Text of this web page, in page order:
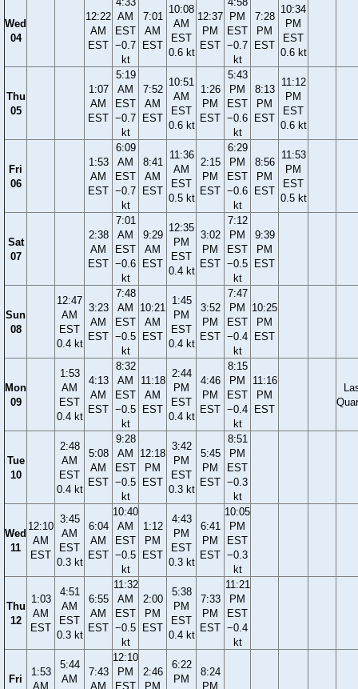
Wed
04
12:22
AM
EST
AM
EST
−0.7
kt
7:01
AM
EST
10:08
AM
EST
0.6 kt
12:37
PM
EST
PM
EST
−0.7
kt
7:28
PM
EST
10:34
PM
EST
0.6 kt
Thu
05
1:07
AM
EST
5:19
AM
EST
−0.7
kt
7:52
AM
EST
10:51
AM
EST
0.6 kt
1:26
PM
EST
5:43
PM
EST
−0.6
kt
8:13
PM
EST
11:12
PM
EST
0.6 kt
Fri
06
1:53
AM
EST
6:09
AM
EST
−0.7
kt
8:41
AM
EST
11:36
AM
EST
0.5 kt
2:15
PM
EST
6:29
PM
EST
−0.6
kt
8:56
PM
EST
11:53
PM
EST
0.5 kt
Sat
07
2:38
AM
EST
7:01
AM
EST
−0.6
kt
9:29
AM
EST
12:35
PM
EST
0.4 kt
3:02
PM
EST
7:12
PM
EST
−0.5
kt
9:39
PM
EST
Sun
08
12:47
AM
EST
0.4 kt
3:23
AM
EST
7:48
AM
EST
−0.5
kt
10:21
AM
EST
1:45
PM
EST
0.4 kt
3:52
PM
EST
7:47
PM
EST
−0.4
kt
10:25
PM
EST
Mon
09
1:53
AM
EST
0.4 kt
4:13
AM
EST
8:32
AM
EST
−0.5
kt
11:18
AM
EST
2:44
PM
EST
0.4 kt
4:46
PM
EST
8:15
PM
EST
−0.4
kt
11:16
PM
EST
Tue
10
2:48
AM
EST
0.4 kt
5:08
AM
EST
9:28
AM
EST
−0.5
kt
12:18
PM
EST
3:42
PM
EST
0.3 kt
5:45
PM
EST
8:51
PM
EST
−0.3
kt
Wed
11
12:10
AM
EST
3:45
AM
EST
0.3 kt
6:04
AM
EST
10:40
AM
EST
−0.5
kt
1:12
PM
EST
4:43
PM
EST
0.3 kt
6:41
PM
EST
10:05
PM
EST
−0.3
kt
Thu
12
1:03
AM
EST
4:51
AM
EST
0.3 kt
6:55
AM
EST
11:32
AM
EST
−0.5
kt
2:00
PM
EST
5:38
PM
EST
0.4 kt
7:33
PM
EST
11:21
PM
EST
−0.4
kt
Fri
1:53
AM
5:44
AM
7:43
AM
12:10
PM
EST
2:46
PM
6:22
PM
8:24
PM